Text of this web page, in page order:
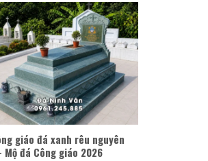
giáo đá xanh rêu nguyên
Mộ đá Công giáo 2026